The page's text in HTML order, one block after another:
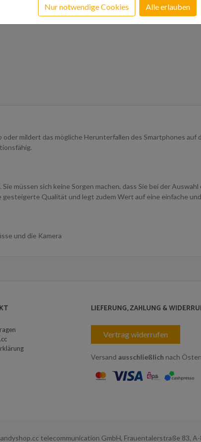
Nur notwendige Cookies Alle erlauben
mildert das mögliche Herunterfallen des Smartphones auf
müssen sich keine Sorgen machen, dass Sie bei der
Qualität und legt zudem Wert auf eine einfache
und die Kamera
LIEFERUNG, ZAHLUNG &
Vertrag widerrufen
Versand ausschließlich nach
telecommunication GmbH, Frauentalerstraße 83,